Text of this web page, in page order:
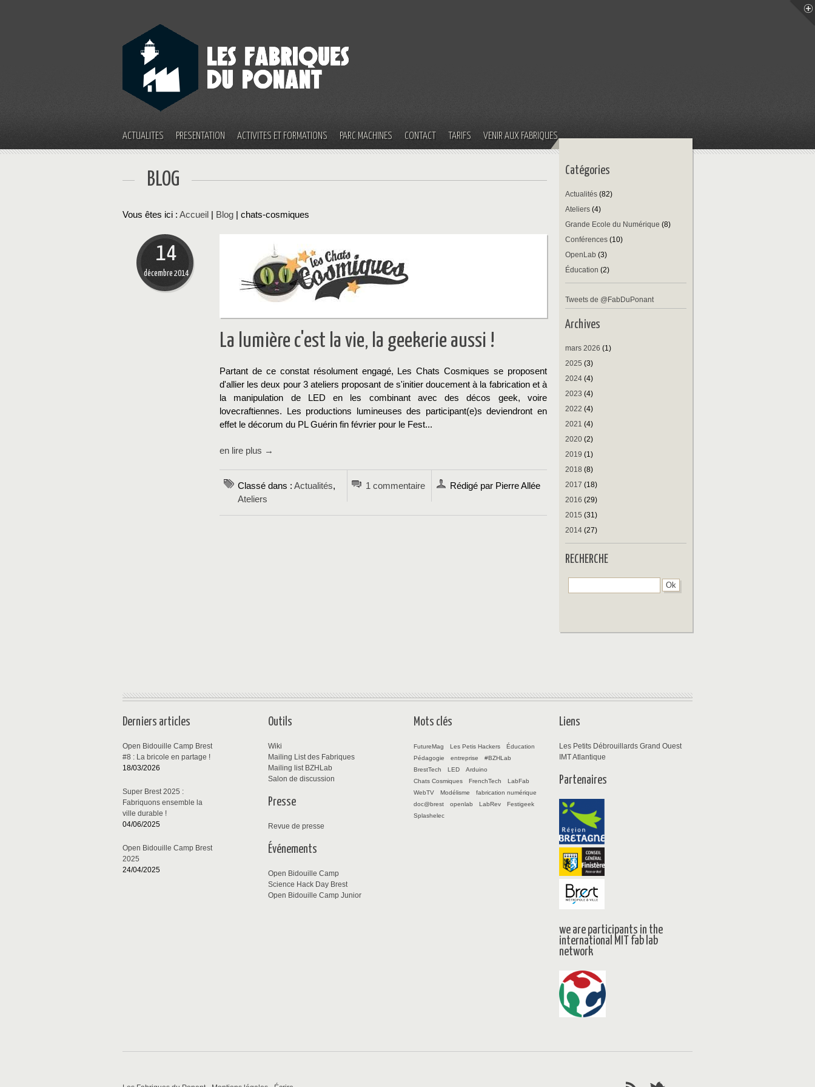
ACTUALITÉS PRÉSENTATION ACTIVITÉS ET FORMATIONS PARC MACHINES CONTACT TARIFS VENIR AUX FABRIQUES
BLOG
Vous êtes ici : Accueil Blog | chats-cosmiques
14
décembre 2014
La lumière c'est la vie, la geekerie aussi !
Partant de ce constat résolument engagé, Les Chats Cosmiques se proposent
d'allier les deux pour 3 ateliers proposant de s'initier doucement à la fabrication et à
la manipulation de LED en les combinant avec des décos geek, voire
lovecraftiennes. Les productions lumineuses des participant(e)s deviendront en
effet le décorum du PL Guérin fin février pour le Fest...
en lire plus →
Classé dans : Actualités,
Ateliers
1 commentaire Rédigé par Pierre Allée
Catégories
Actualités (82)
Ateliers (4)
Grande Ecole du Numérique (8)
Conférences (10)
OpenLab (3)
Éducation (2)
Tweets de @FabDuPonant
Archives
mars 2026 (1)
2025 (3)
2024 (4)
2023 (4)
2022 (4)
2021 (4)
2020 (2)
2019 (1)
2018 (8)
2017 (18)
2016 (29)
2015 (31)
2014 (27)
RECHERCHE
Derniers articles
Open Bidouille Camp Brest
#8 : La bricole en partage !
18/03/2026
Super Brest 2025 :
Fabriquons ensemble la
ville durable !
04/06/2025
Open Bidouille Camp Brest
2025
24/04/2025
Outils
Wiki
Mailing List des Fabriques
Mailing list BZHLab
Salon de discussion
Presse
Revue de presse
Événements
Open Bidouille Camp
Science Hack Day Brest
Open Bidouille Camp Junior
Mots clés
FutureMag Les Petis Hackers
Éducation
Pédagogie
entreprise
#BZHLab
BrestTech
LED
Arduino
Chats Cosmiques
FrenchTech
LabFab
WebTV
Modélisme
fabrication numérique
doc@brest
openlab LabRev
Festigeek
Splashelec
Liens
Les Petits Débrouillards Grand Ouest
IMT Atlantique
Partenaires
we are participants in the
international MIT fab lab
network